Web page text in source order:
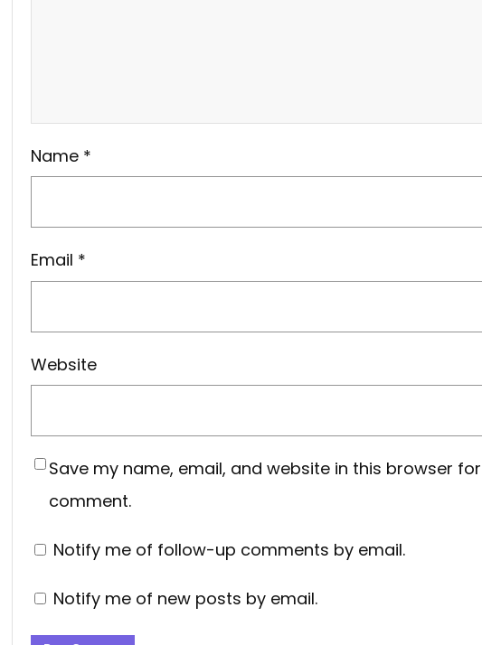
Name *
Email *
Website
Save my name, email, and website in this browser
comment.
Notify me of follow-up comments by email.
Notify me of new posts by email.